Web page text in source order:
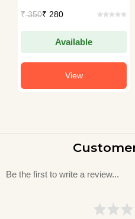
₹350₹ 280
Available
View
Be the first to write a review...